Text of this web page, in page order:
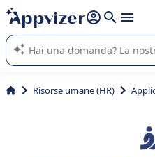
righe con
shift + enter
L'IA di Appvizer vi guida
software SaaS per la vostra
Risorse umane (HR)